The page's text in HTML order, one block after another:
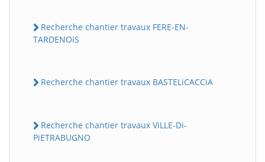
Recherche chantier travaux FERE-EN-
TARDENOiS
Recherche chantier travaux BASTELiCACCiA
Recherche chantier travaux ViLLE-Di-
PiETRABUGNO